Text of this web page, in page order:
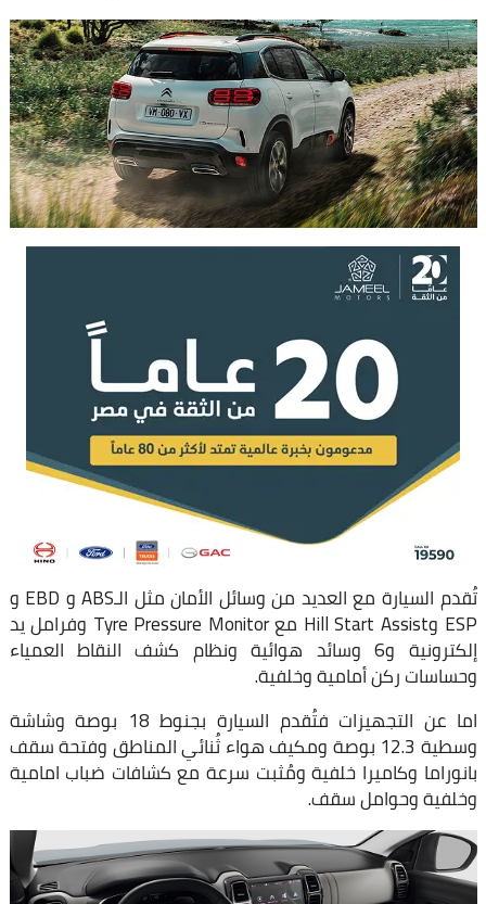
تُقدم السيارة مع العديد من وسائل الأمان مثل الـABS و EBD و
ESP وHill Start Assist مع Tyre Pressure Monitor وفرامل يد
إلكترونية و6 وسائد هوائية ونظام كشف النقاط العمياء
وحساسات ركن أمامية وخلفية.
اما عن التجهيزات فتُقدم السيارة بجنوط 18 بوصة وشاشة
وسطية 12.3 بوصة ومكيف هواء ثُنائي المناطق وفتحة سقف
بانوراما وكاميرا خلفية ومُثبت سرعة مع كشافات ضباب امامية
وخلفية وحوامل سقف.